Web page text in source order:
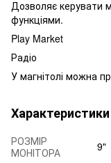
Дозволяє керувати
функціями.
Play Market
Радіо
У магнітолі можна
Характеристики
РОЗМІР
МОНІТОРА
9"